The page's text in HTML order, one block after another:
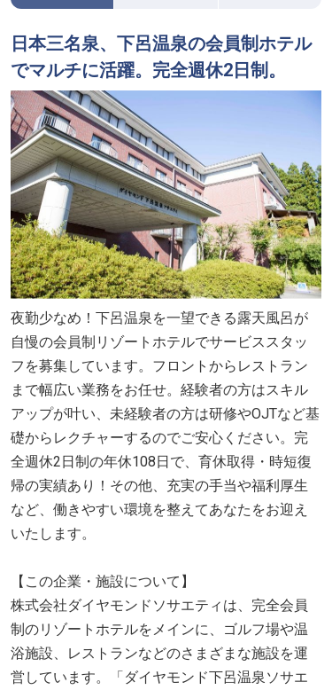
日本三名泉、下呂温泉の会員制ホテル
でマルチに活躍。完全週休2日制。
夜勤少なめ！下呂温泉を一望できる露天風呂が
自慢の会員制リゾートホテルでサービススタッ
フを募集しています。フロントからレストラン
まで幅広い業務をお任せ。経験者の方はスキル
アップが叶い、未経験者の方は研修やOJTなど基
礎からレクチャーするのでご安心ください。完
全週休2日制の年休108日で、育休取得・時短復
帰の実績あり！その他、充実の手当や福利厚生
など、働きやすい環境を整えてあなたをお迎え
いたします。
【この企業・施設について】
株式会社ダイヤモンドソサエティは、完全会員
制のリゾートホテルをメインに、ゴルフ場や温
浴施設、レストランなどのさまざまな施設を運
営しています。「ダイヤモンド下呂温泉ソサエ